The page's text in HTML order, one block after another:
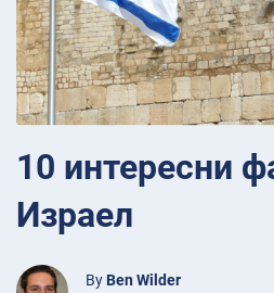
10 интересни
Израел
By Ben Wilder